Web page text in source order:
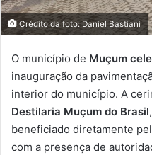
Crédito da foto: Daniel Bastiani
O município de Muçum
inauguração da
interior do município. A
Destilaria Muçum do Brasil
beneficiado diretamente
com a presença de